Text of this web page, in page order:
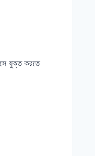
যুক্ত করতে